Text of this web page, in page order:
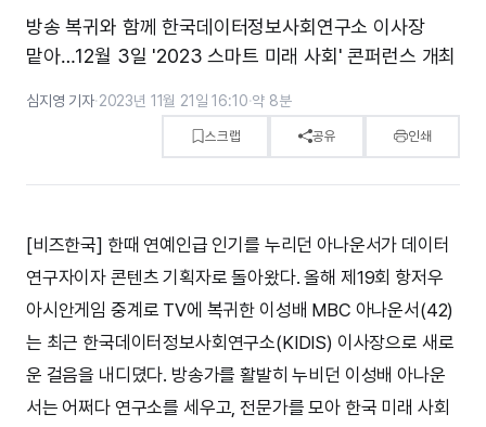
방송 복귀와 함께 한국데이터정보사회연구소 이사장
맡아…12월 3일 '2023 스마트 미래 사회' 콘퍼런스 개최
심지영 기자·2023년 11월 21일 16:10·약 8분
스크랩 공유 인쇄
[비즈한국] 한때 연예인급 인기를 누리던 아나운서가 데이터
연구자이자 콘텐츠 기획자로 돌아왔다. 올해 제19회 항저우
아시안게임 중계로 TV에 복귀한 이성배 MBC 아나운서(42)
는 최근 한국데이터정보사회연구소(KIDIS) 이사장으로 새로
운 걸음을 내디뎠다. 방송가를 활발히 누비던 이성배 아나운
서는 어쩌다 연구소를 세우고, 전문가를 모아 한국 미래 사회